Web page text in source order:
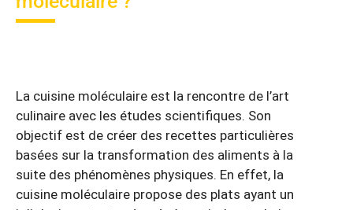
La cuisine moléculaire est la rencontre de l’art
culinaire avec les études scientifiques. Son
objectif est de créer des recettes particulières
basées sur la transformation des aliments à la
suite des phénomènes physiques. En effet, la
cuisine moléculaire propose des plats ayant un